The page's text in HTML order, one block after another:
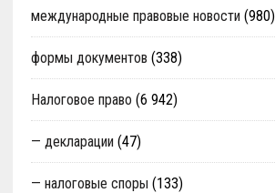
международные правовые новости (980)
формы документов (338)
Налоговое право (6 942)
— декларации (47)
— налоговые споры (133)